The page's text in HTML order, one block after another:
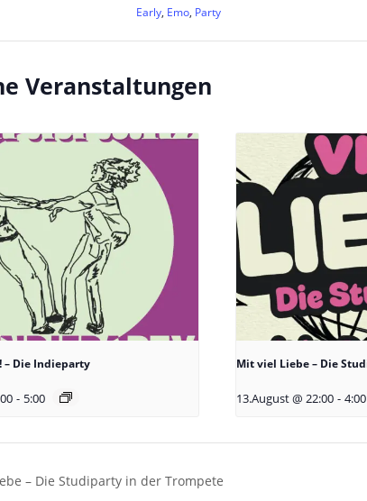
Early, Emo, Party
Veranstaltungen
– Die Indieparty
- 5:00
Mit viel Liebe – Die
13.August @ 22:00 - 4:00
– Die Studiparty in der Trompete